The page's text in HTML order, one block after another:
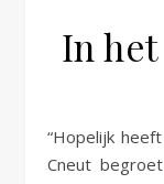
In
“Hopelijk heeft niemand last van stofallergie?” Carll
Cneut